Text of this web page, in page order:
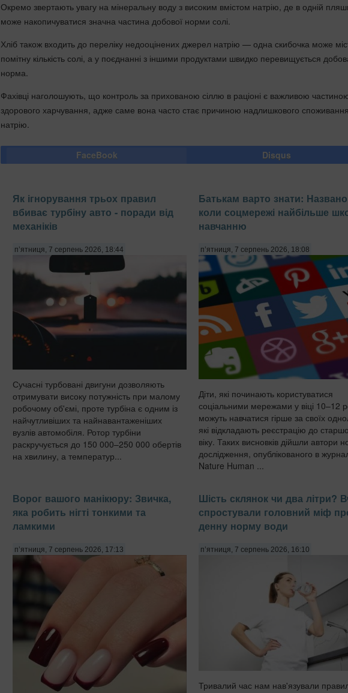
Окремо звертають увагу на мінеральну воду з високим вмістом натрію, де в одній
може накопичуватися значна частина добової норми солі.
Хліб також входить до переліку недооцінених джерел натрію — одна скибочка може
помітну кількість солі, а у поєднанні з іншими продуктами швидко перевищується
норма.
Фахівці наголошують, що контроль за прихованою сіллю в раціоні є важливою
здорового харчування, адже саме вона часто стає причиною надлишкового споживання
натрію.
FaceBook Disqus
Як ігнорування трьох правил
вбиває турбіну авто - поради від
механіків
п’ятниця, 7 серпень 2026, 18:44
Сучасні турбовані двигуни дозволяють
отримувати високу потужність при малому
робочому об'ємі, проте турбіна є одним із
найчутливіших та найнавантаженіших
вузлів автомобіля. Ротор турбіни
раскручується до 150 000–250 000 обертів
на хвилину, а температур...
Батькам варто знати: Названо
коли соцмережі найбільше
навчанню
п’ятниця, 7 серпень 2026, 18:08
Діти, які починають користуватися
соціальними мережами у віці 10–12
можуть навчатися гірше за своїх
які відкладають реєстрацію до
віку. Таких висновків дійшли автори
дослідження, опублікованого в
Nature Human ...
Ворог вашого манікюру: Звичка,
яка робить нігті тонкими та
ламкими
п’ятниця, 7 серпень 2026, 17:13
Шість склянок чи два літри?
спростували головний міф
денну норму води
п’ятниця, 7 серпень 2026, 16:10
Тривалий час нам нав'язували